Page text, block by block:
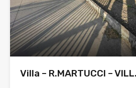
Villa – R.MARTUCCI –